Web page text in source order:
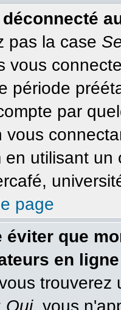
pas la case
vous
période
par
vous
utilisant
page
éviter que
en
Oui, vous